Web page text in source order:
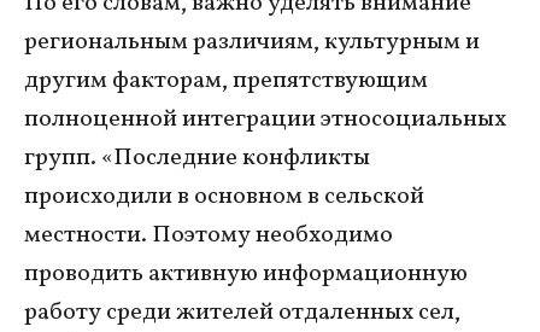
региональным различиям, культурным и
другим факторам, препятствующим
полноценной интеграции этносоциальных
групп. «Последние конфликты
происходили в основном в сельской
местности. Поэтому необходимо
проводить активную информационную
работу среди жителей отдаленных сел,